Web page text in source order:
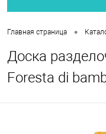
Главная страница •
Доска
Foresta di